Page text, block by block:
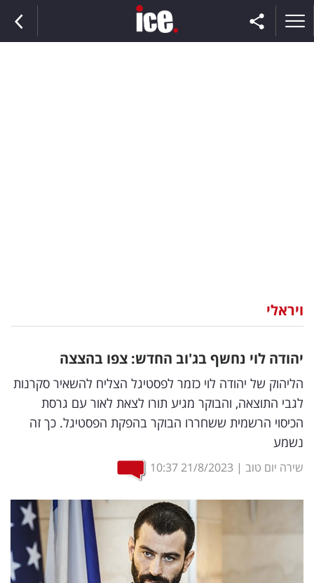
וצרכנות
וטק
שיווק
ופרסום
מדדים
ומחקרים
ויראלי
יהודה לוי נחשף בג'וב החדש: צפו בהצצה
הליהוק של יהודה לוי כזמר לפסטיגל הצליח להשאיר סקרנות
לגבי התוצאה, והבוקר מגיע תורו לצאת לאור עם גרסת
הכיסוי הרשמית ששחררו הבוקר בהפקת הפסטיגל. כך זה
נשמע
שירה יום טוב |
21/8/2023
10:37